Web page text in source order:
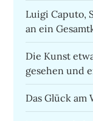
Luigi Caputo,
an ein
Die Kunst
gesehen und
Das Glück am